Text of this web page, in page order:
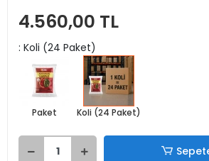
4.560,00 TL
: Koli (24 Paket)
Paket Koli (24 Paket)